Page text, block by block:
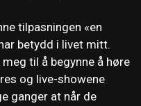
tilpasningen «en
betydd i livet mitt.
til å begynne å høre
og live-showene
ganger at når de